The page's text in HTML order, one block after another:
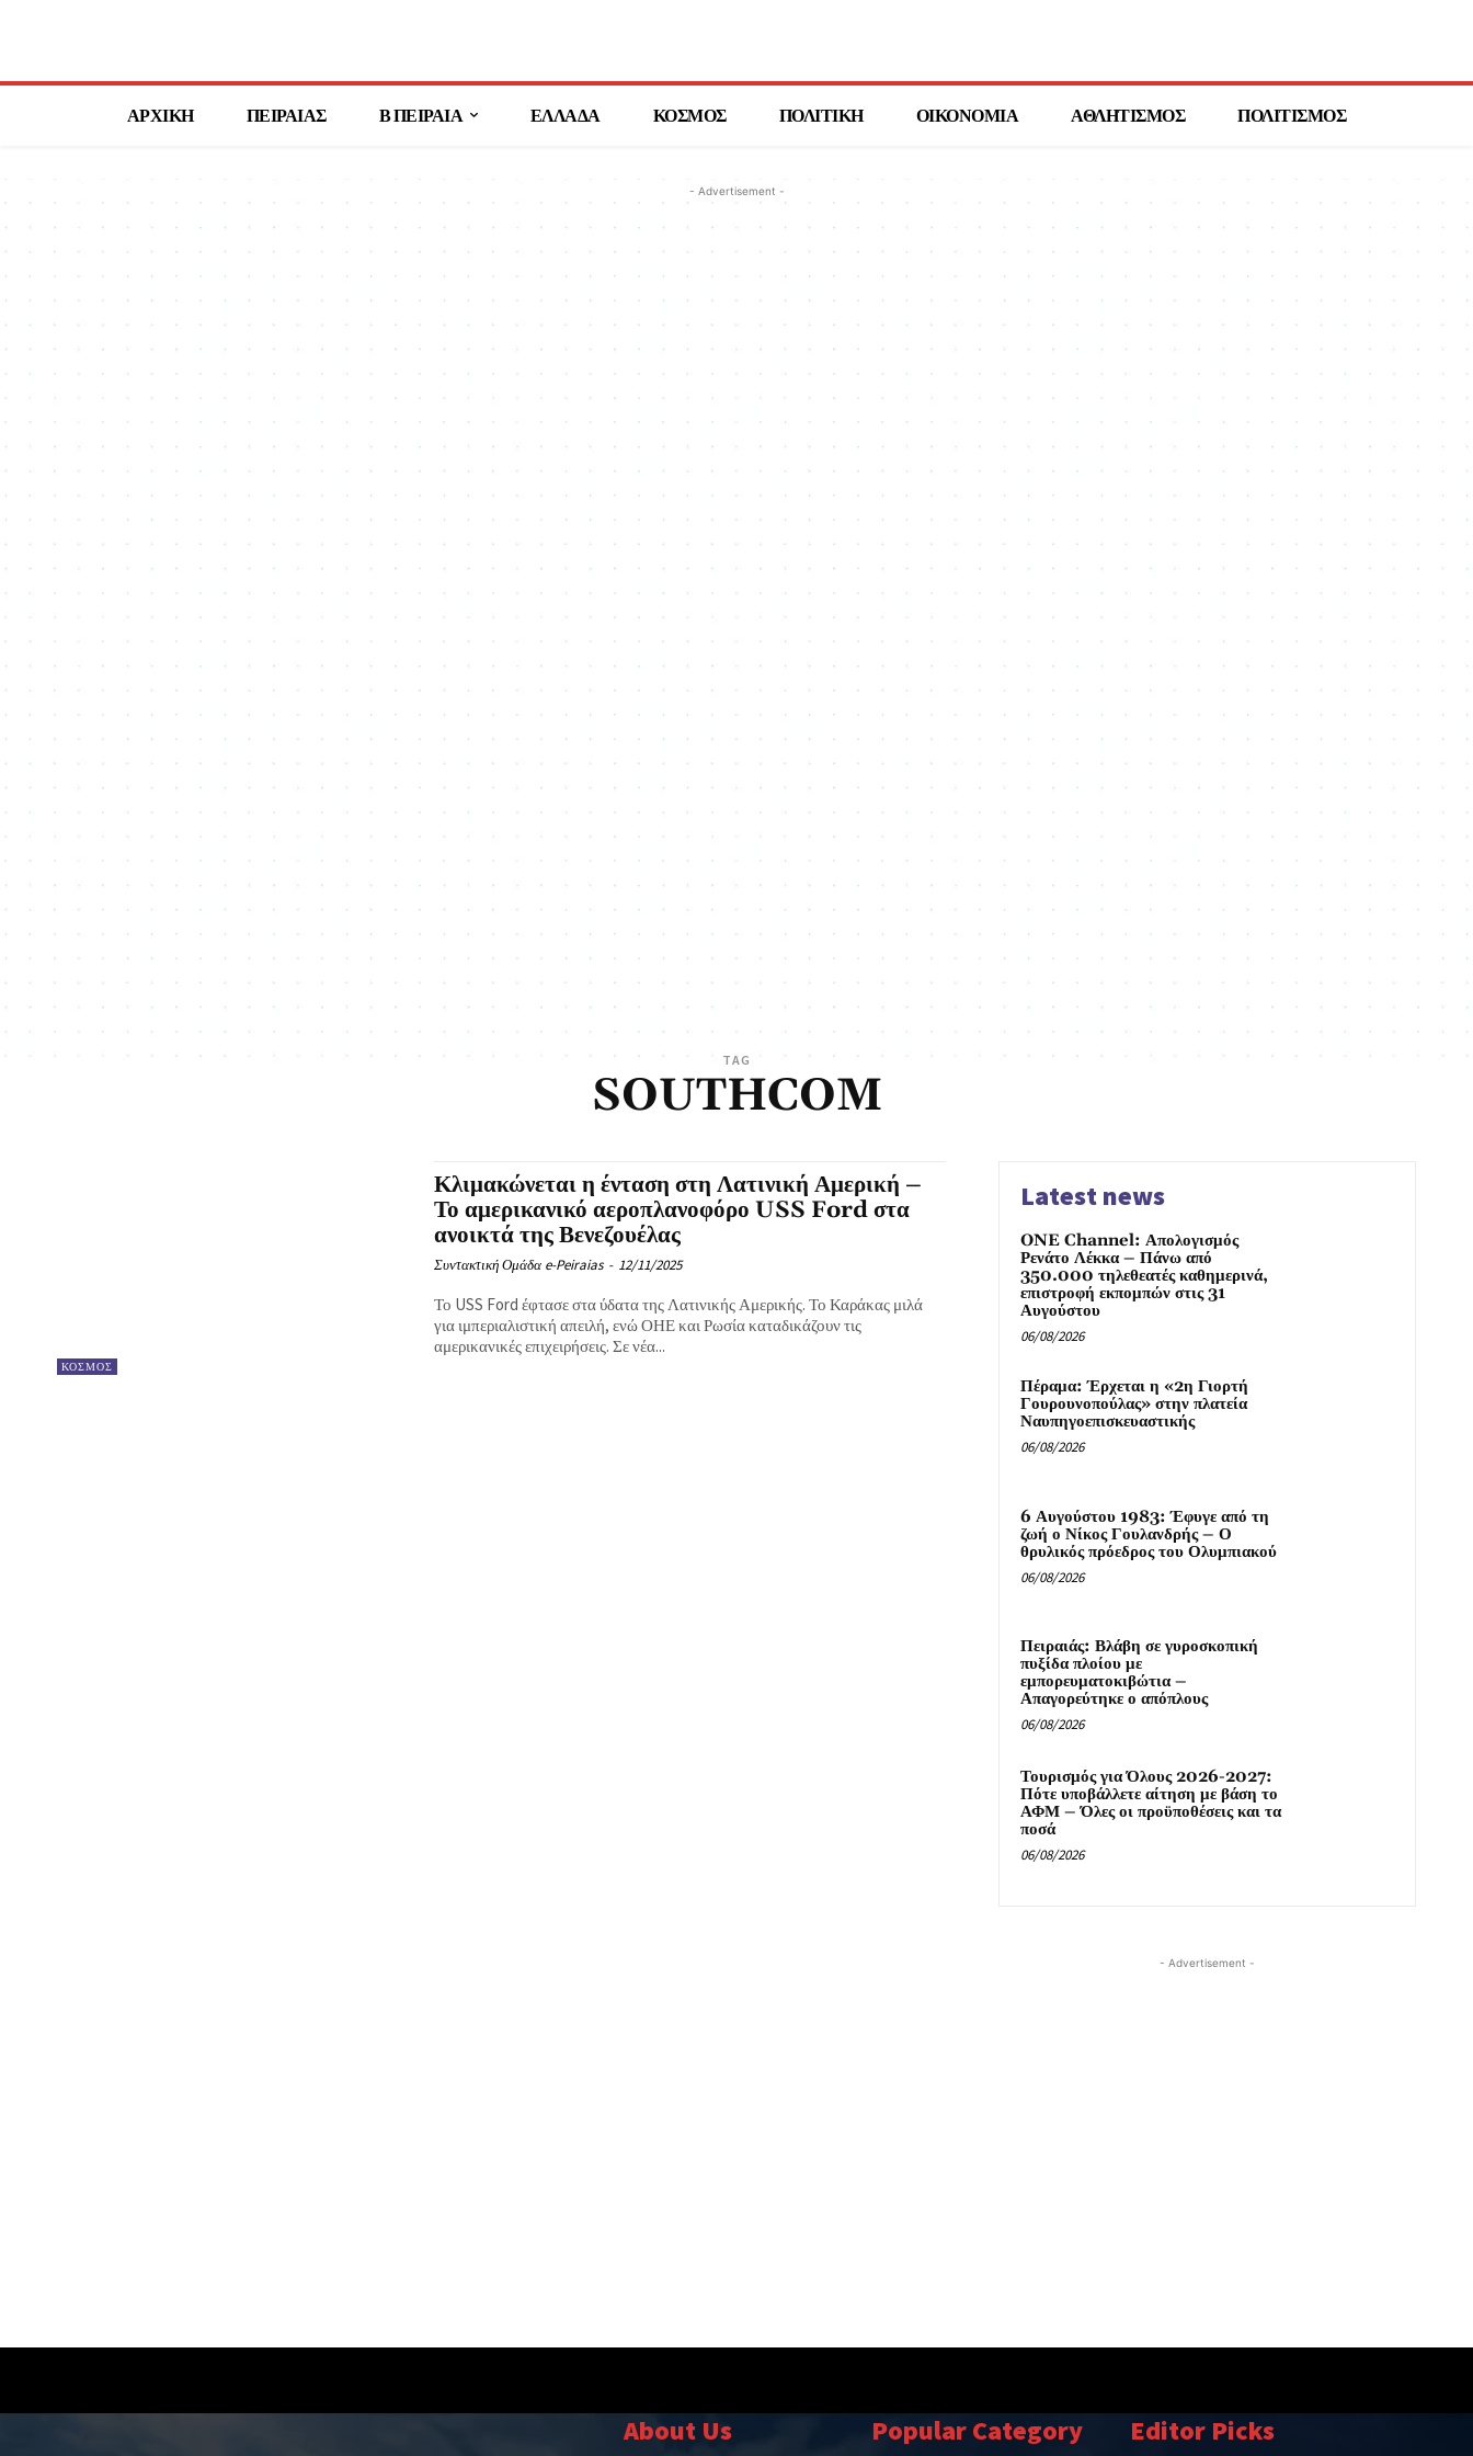
ΑΡΧΙΚΗ ΠΕΙΡΑΙΑΣ Β ΠΕΙΡΑΙΑ ΕΛΛΑΔΑ ΚΟΣΜΟΣ ΠΟΛΙΤΙΚΗ ΟΙΚΟΝΟΜΙΑ ΑΘΛΗΤΙΣΜΟΣ ΠΟΛΙΤΙΣΜΟΣ
- Advertisement -
TAG
SOUTHCOM
ΚΟΣΜΟΣ
Κλιμακώνεται η ένταση στη Λατινική Αμερική –
Το αμερικανικό αεροπλανοφόρο USS Ford στα
ανοικτά της Βενεζουέλας
Συντακτική Ομάδα e-Peiraias - 12/11/2025
Το USS Ford έφτασε στα ύδατα της Λατινικής Αμερικής. Το Καράκας μιλά
για ιμπεριαλιστική απειλή, ενώ ΟΗΕ και Ρωσία καταδικάζουν τις
αμερικανικές επιχειρήσεις. Σε νέα...
Latest news
ONE Channel: Απολογισμός
Ρενάτο Λέκκα – Πάνω από
350.000 τηλεθεατές καθημερινά,
επιστροφή εκπομπών στις 31
Αυγούστου
06/08/2026
Πέραμα: Έρχεται η «2η Γιορτή
Γουρουνοπούλας» στην πλατεία
Ναυπηγοεπισκευαστικής
06/08/2026
6 Αυγούστου 1983: Έφυγε από τη
ζωή ο Νίκος Γουλανδρής – Ο
θρυλικός πρόεδρος του Ολυμπιακού
06/08/2026
Πειραιάς: Βλάβη σε γυροσκοπική
πυξίδα πλοίου με
εμπορευματοκιβώτια –
Απαγορεύτηκε ο απόπλους
06/08/2026
Τουρισμός για Όλους 2026-2027:
Πότε υποβάλλετε αίτηση με βάση το
ΑΦΜ – Όλες οι προϋποθέσεις και τα
ποσά
06/08/2026
- Advertisement -
About Us Popular Category Editor Picks